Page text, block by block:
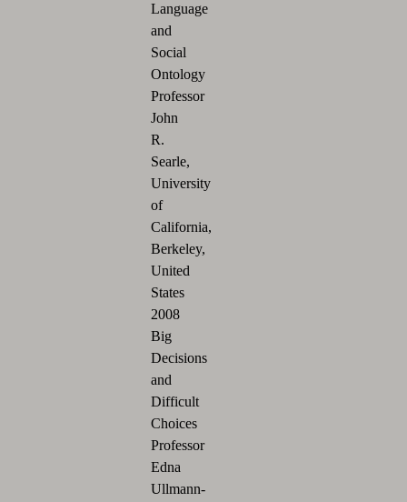
Language
and
Social
Ontology
Professor
John
R.
Searle,
University
of
California,
Berkeley,
United
States
2008
Big
Decisions
and
Difficult
Choices
Professor
Edna
Ullmann-